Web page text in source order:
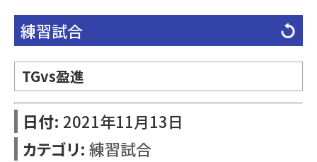
練習試合
TGvs盈進
日付: 2021年11月13日
カテゴリ: 練習試合